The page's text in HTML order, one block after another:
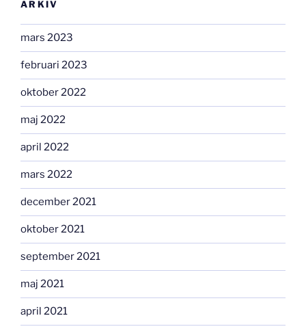
ARKIV
mars 2023
februari 2023
oktober 2022
maj 2022
april 2022
mars 2022
december 2021
oktober 2021
september 2021
maj 2021
april 2021